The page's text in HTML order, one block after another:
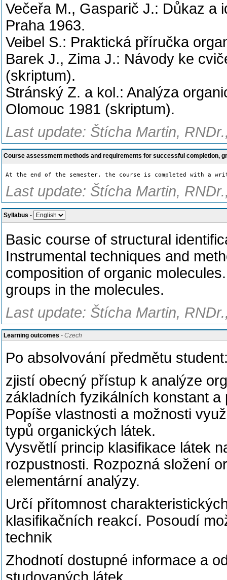
Večeřa M., Gasparič J.: Důkaz a
Praha 1963.
Veibel S.: Praktická příručka
Barek J., Zima J.: Návody ke
(skriptum).
Stránský Z. a kol.: Analýza
Olomouc 1981 (skriptum).
Last update: Štícha Martin,
Course assessment methods and requirements for successful completion,
At the end of the semester, the course is completed with a
Last update: Štícha Martin,
Syllabus -
Basic course of structural
Instrumental techniques and
composition of organic
groups in the molecules.
Last update: Štícha Martin,
Learning outcomes - Czech
Po absolvování předmětu
zjistí obecný přístup k analýze
základních fyzikálních konstant
Popíše vlastnosti a možnosti
typů organických látek.
Vysvětlí princip klasifikace látek
rozpustnosti. Rozpozná složení
elementární analýzy.
Určí přítomnost
klasifikačních reakcí. Posoudí
technik
Zhodnotí dostupné informace a